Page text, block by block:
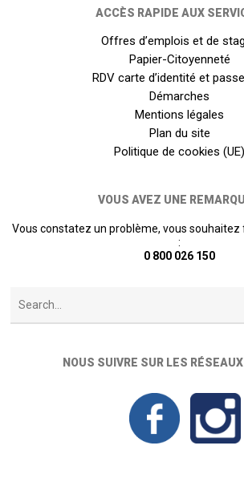
ACCÈS RAPIDE AUX
Offres d’emplois et de
Papier-Citoyenneté
RDV carte d’identité et
Démarches
Mentions légales
Plan du site
Politique de cookies (UE)
VOUS AVEZ UNE
Vous constatez un problème, vous
:
0 800 026 150
NOUS SUIVRE SUR LES